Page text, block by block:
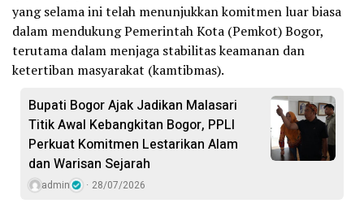
yang selama ini telah menunjukkan komitmen luar biasa
dalam mendukung Pemerintah Kota (Pemkot) Bogor,
terutama dalam menjaga stabilitas keamanan dan
ketertiban masyarakat (kamtibmas).
Bupati Bogor Ajak Jadikan Malasari
Titik Awal Kebangkitan Bogor, PPLI
Perkuat Komitmen Lestarikan Alam
dan Warisan Sejarah
admin 28/07/2026